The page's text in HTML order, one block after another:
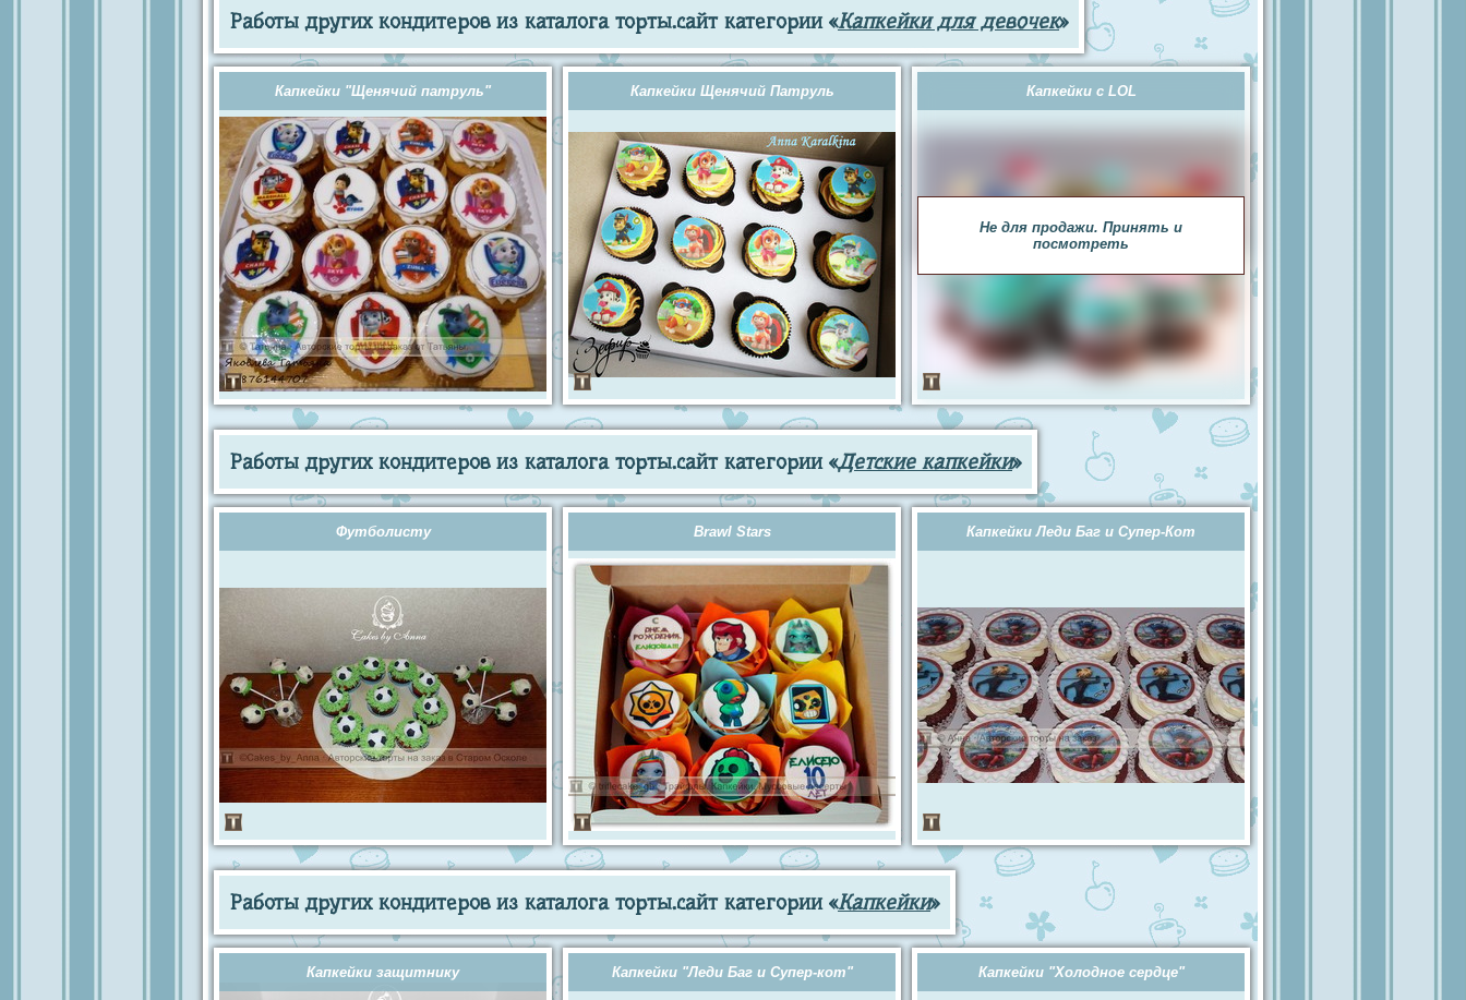
Работы других кондитеров из каталога торты.сайт категории «Капкейки для девочек»
Капкейки "Щенячий патруль" Капкейки Щенячий Патруль Капкейки с LOL
Не для продажи. Принять и
посмотреть
Работы других кондитеров из каталога торты.сайт категории «Детские капкейки»
Футболисту Brawl Stars Капкейки Леди Баг и Супер-Кот
Работы других кондитеров из каталога торты.сайт категории «Капкейки»
Капкейки защитнику Капкейки "Леди Баг и Супер-кот" Капкейки "Холодное сердце"